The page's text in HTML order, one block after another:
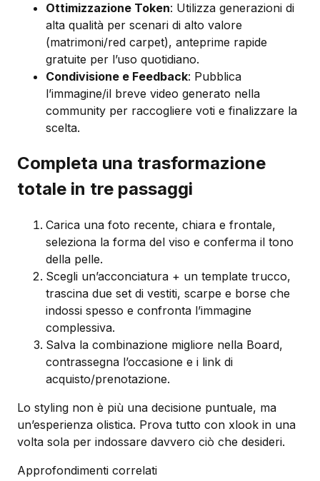
Ottimizzazione Token: Utilizza generazioni di
alta qualità per scenari di alto valore
(matrimoni/red carpet), anteprime rapide
gratuite per l’uso quotidiano.
Condivisione e Feedback: Pubblica
l’immagine/il breve video generato nella
community per raccogliere voti e finalizzare la
scelta.
Completa una trasformazione
totale in tre passaggi
Carica una foto recente, chiara e frontale,
seleziona la forma del viso e conferma il tono
della pelle.
Scegli un’acconciatura + un template trucco,
trascina due set di vestiti, scarpe e borse che
indossi spesso e confronta l’immagine
complessiva.
Salva la combinazione migliore nella Board,
contrassegna l’occasione e i link di
acquisto/prenotazione.
Lo styling non è più una decisione puntuale, ma
un’esperienza olistica. Prova tutto con xlook in una
volta sola per indossare davvero ciò che desideri.
Approfondimenti correlati